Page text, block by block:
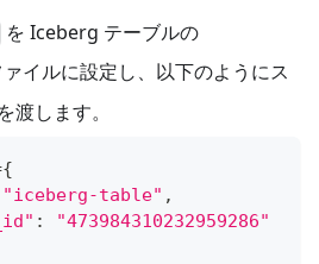
を Iceberg テーブルの
ァイルに設定し、以下のようにス
渡します。
{
"iceberg-table" ,
:
"473984310232959286"